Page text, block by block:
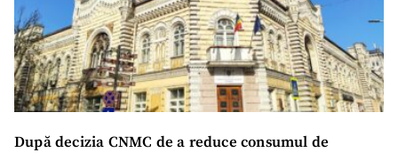
După decizia CNMC de a reduce consumul de